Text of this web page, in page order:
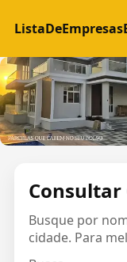
Consultar
Busque por
cidade. Para